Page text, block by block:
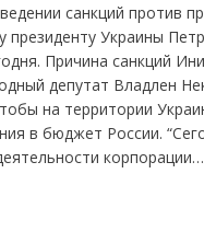
санкций против
президенту Украины
Причина санкций
депутат Владлен
на территории
в бюджет России.
корпорации…